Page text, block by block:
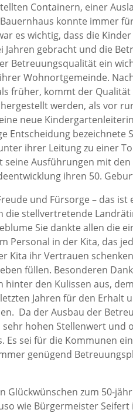
Containern, einer
konnte immer
es wichtig, dass die
gebracht und die
Betreuungsqualität ein
Wohnortgemeinde.
früher, kommt der
werden, als vor
neue
Entscheidung bezeichnete
ihrer Leitung zu einer
Ausführungen mit den
ihren 50.
und Fürsorge – das ist
die stellvertretende
Sie dankte allen die
Personal in der Kita, das
Kita ihr Vertrauen
füllen. Besonderen
den Kulissen aus,
Jahren für den Erhalt
Da der Ausbau der
hohen Stellenwert und
Es sei für die Kommunen
genügend
Glückwünschen zum 50-
wie Bürgermeister Seifert